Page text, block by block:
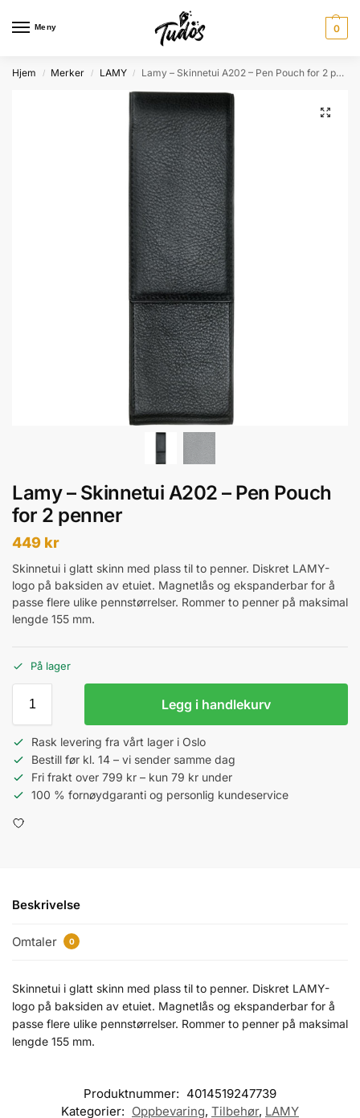
Meny 0
Hjem / Merker / LAMY / Lamy – Skinnetui A202 – Pen Pouch for 2 penner
Lamy – Skinnetui A202 – Pen Pouch
for 2 penner
449 kr
Skinnetui i glatt skinn med plass til to penner. Diskret LAMY-
logo på baksiden av etuiet. Magnetlås og ekspanderbar for å
passe flere ulike pennstørrelser. Rommer to penner på maksimal
lengde 155 mm.
På lager
Legg i handlekurv
Rask levering fra vårt lager i Oslo
Bestill før kl. 14 – vi sender samme dag
Fri frakt over 799 kr – kun 79 kr under
100 % fornøydgaranti og personlig kundeservice
Beskrivelse
Omtaler 0
Skinnetui i glatt skinn med plass til to penner. Diskret LAMY-
logo på baksiden av etuiet. Magnetlås og ekspanderbar for å
passe flere ulike pennstørrelser. Rommer to penner på maksimal
lengde 155 mm.
Produktnummer: 4014519247739
Kategorier: Oppbevaring, Tilbehør, LAMY